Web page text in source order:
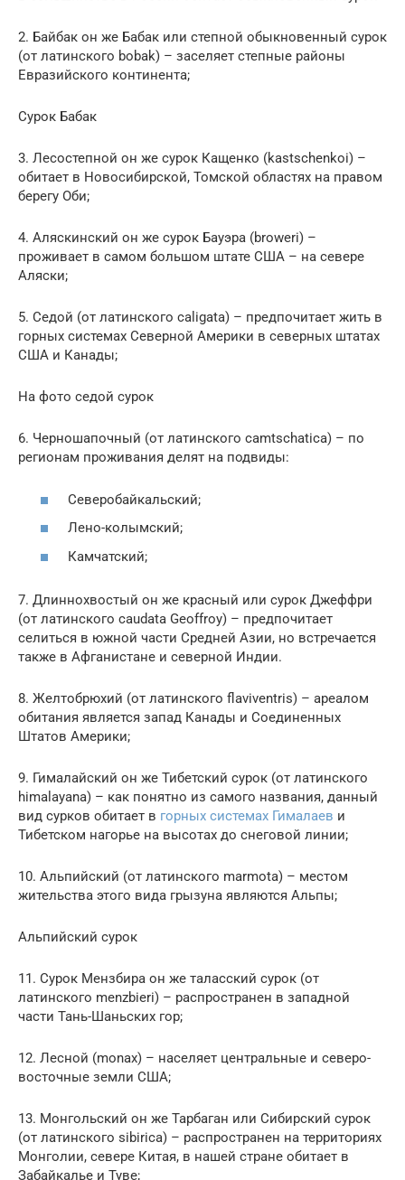
2. Байбак он же Бабак или степной обыкновенный сурок
(от латинского bobak) – заселяет степные районы
Евразийского континента;
Сурок Бабак
3. Лесостепной он же сурок Кащенко (kastschenkoi) –
обитает в Новосибирской, Томской областях на правом
берегу Оби;
4. Аляскинский он же сурок Бауэра (broweri) –
проживает в самом большом штате США – на севере
Аляски;
5. Седой (от латинского caligata) – предпочитает жить в
горных системах Северной Америки в северных штатах
США и Канады;
На фото седой сурок
6. Черношапочный (от латинского camtschatica) – по
регионам проживания делят на подвиды:
Северобайкальский;
Лено-колымский;
Камчатский;
7. Длиннохвостый он же красный или сурок Джеффри
(от латинского caudata Geoffroy) – предпочитает
селиться в южной части Средней Азии, но встречается
также в Афганистане и северной Индии.
8. Желтобрюхий (от латинского flaviventris) – ареалом
обитания является запад Канады и Соединенных
Штатов Америки;
9. Гималайский он же Тибетский сурок (от латинского
himalayana) – как понятно из самого названия, данный
вид сурков обитает в горных системах Гималаев и
Тибетском нагорье на высотах до снеговой линии;
10. Альпийский (от латинского marmota) – местом
жительства этого вида грызуна являются Альпы;
Альпийский сурок
11. Сурок Мензбира он же таласский сурок (от
латинского menzbieri) – распространен в западной
части Тань-Шаньских гор;
12. Лесной (monax) – населяет центральные и северо-
восточные земли США;
13. Монгольский он же Тарбаган или Сибирский сурок
(от латинского sibirica) – распространен на территориях
Монголии, севере Китая, в нашей стране обитает в
Забайкалье и Туве;